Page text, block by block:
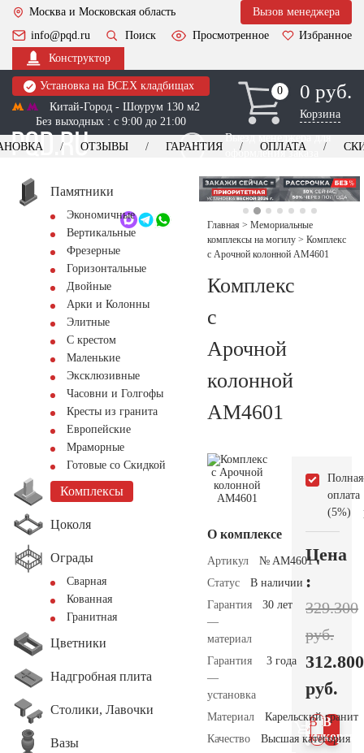
Москва и Московская область
Вызов менеджера
info@pqd.ru
Поиск Просмотренное
Избранное
Конструктор
Установка на ВСЕХ кладбищах
Китай-Город - Шоурум 130 м2
Без выходных : с 9:00 до 21:00
0
0 0 руб.
Корзина
Выезд менеджера для
оформления заказа
+7 (495) 518-44-23
Обратный звонок
ОТЗЫВЫ ГАРАНТИЯ ОПЛАТА
Памятники
Экономичные
Вертикальные
Фрезерные
Горизонтальные
Двойные
Арки и Колонны
Элитные
С крестом
Маленькие
Эксклюзивные
Часовни и Голгофы
Кресты из гранита
Европейские
Мраморные
Готовые со Скидкой
Комплексы
Цоколя
Ограды
Сварная
Кованная
Гранитная
Цветники
Надгробная плита
Столики, Лавочки
Вазы
Главная > Мемориальные
комплексы на могилу > Комплекс
с Арочной колонной AM4601
Комплекс
с
Арочной
колонной
AM4601
О комплексе
Артикул
№ AM4601
Статус
В наличии
Гарантия
—
материал
30 лет
Гарантия
—
установка
3 года
Материал
Карельский гранит
Качество
Высшая категория
Полная
оплата
(5%)
Цена
:
329.300
руб.
312.800
руб.
В
В 1
клик